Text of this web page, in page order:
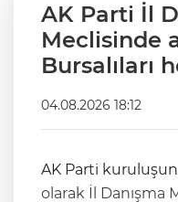
AK Parti İl
Meclisinde
Bursalıları
04.08.2026 18:12
AK Parti
olarak İl Danışma